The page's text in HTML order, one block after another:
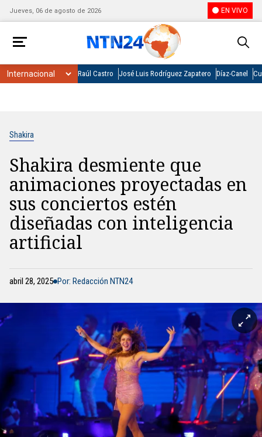
Jueves, 06 de agosto de 2026 EN VIVO
Raúl Castro José Luis Rodríguez Zapatero Díaz-Canel
Shakira
Shakira desmiente que
animaciones proyectadas en
sus conciertos estén
diseñadas con inteligencia
artificial
abril 28, 2025 Por: Redacción NTN24